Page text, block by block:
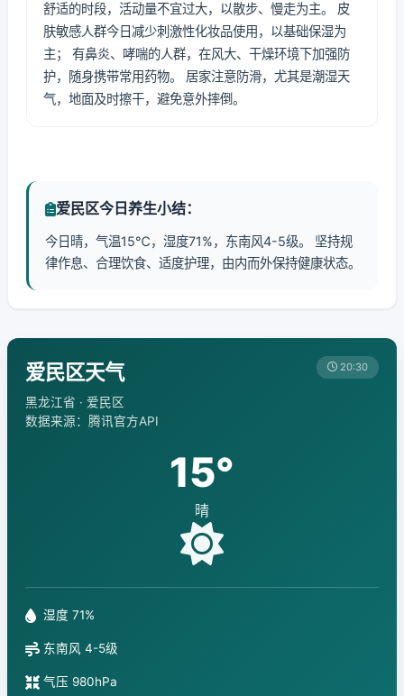
舒适的时段，活动量不宜过大，以散步、慢走为主。 皮
肤敏感人群今日减少刺激性化妆品使用，以基础保湿为
主； 有鼻炎、哮喘的人群，在风大、干燥环境下加强防
护，随身携带常用药物。 居家注意防滑，尤其是潮湿天
气，地面及时擦干，避免意外摔倒。
爱民区今日养生小结：
今日晴，气温15℃，湿度71%，东南风4-5级。 坚持规
律作息、合理饮食、适度护理，由内而外保持健康状态。
爱民区天气
黑龙江省 · 爱民区
数据来源：腾讯官方API
20:30
15°
晴
湿度 71%
东南风 4-5级
气压 980hPa